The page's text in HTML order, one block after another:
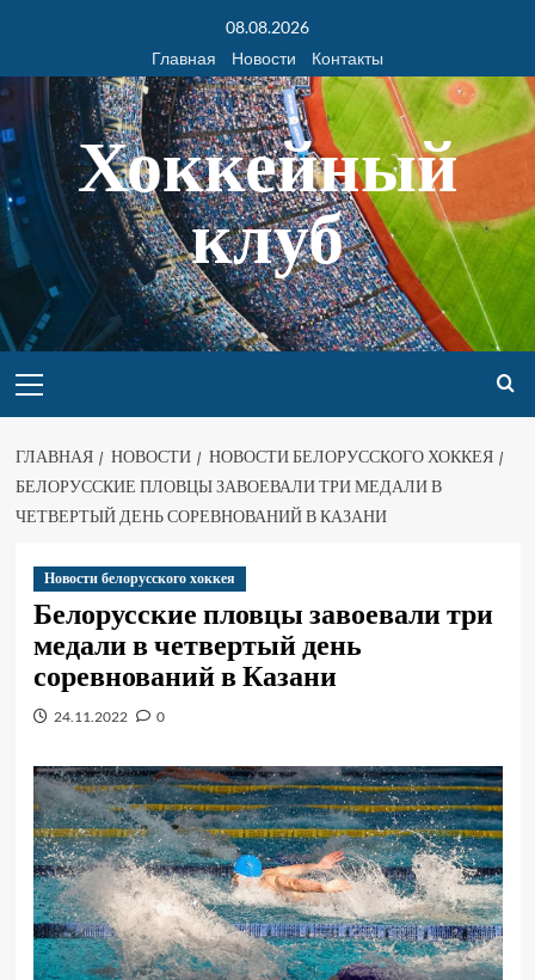
08.08.2026
Главная
Новости Контакты
Хоккейный
клуб
ГЛАВНАЯ НОВОСТИ
НОВОСТИ БЕЛОРУССКОГО ХОККЕЯ
БЕЛОРУССКИЕ ПЛОВЦЫ ЗАВОЕВАЛИ ТРИ МЕДАЛИ В
ЧЕТВЕРТЫЙ ДЕНЬ СОРЕВНОВАНИЙ В КАЗАНИ
Новости белорусского хоккея
Белорусские пловцы завоевали три
медали в четвертый день
соревнований в Казани
24.11.2022 0